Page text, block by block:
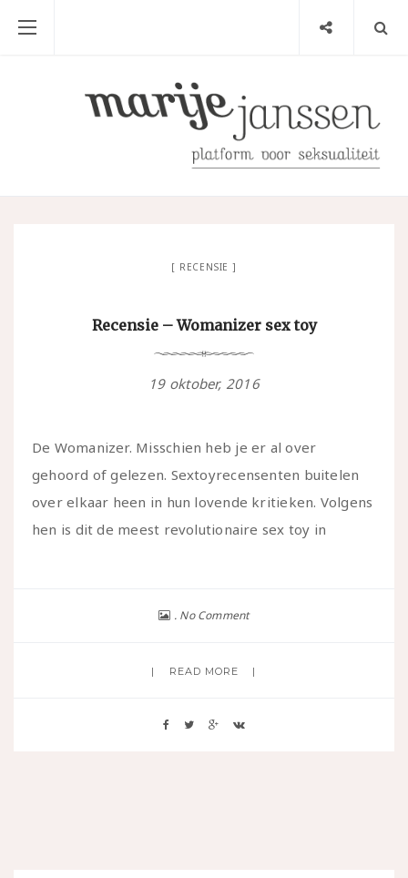
RECENSIE
Recensie – Womanizer sex toy
19 oktober, 2016
De Womanizer. Misschien heb je er al over
gehoord of gelezen. Sextoyrecensenten buitelen
over elkaar heen in hun lovende kritieken. Volgens
hen is dit de meest revolutionaire sex toy in
No Comment
READ MORE